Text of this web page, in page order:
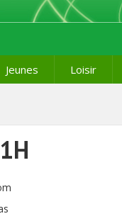
Jeunes Loisir